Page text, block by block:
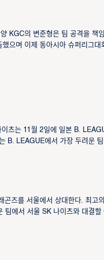
KGC의 변준형은 팀 공격을 책
으며 이제 동아시아 슈퍼리그대
츠는 11월 2일에 일본 B.
B. LEAGUE에서 가장 두려운
즈를 서울에서 상대한다. 최고
팀에서 서울 SK 나이츠와 대결